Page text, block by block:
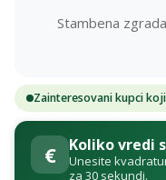
Stambena
Zainteresovani kupci
€ Koliko vredi
Unesite
za 30 sekundi.